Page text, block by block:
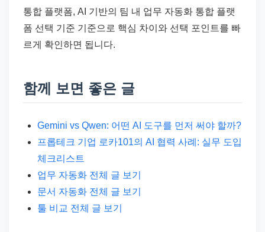
통합 플랫폼, AI 기반의 팀 내 업무 자동화 통합 플랫
폼 선택 기준 기준으로 핵심 차이와 선택 포인트를 빠
르게 확인하면 됩니다.
함께 보면 좋은 글
Gemini vs Qwen: 어떤 AI 도구를 먼저 써야 할까?
프롭테크 기업 로카101의 AI 협력 사례: 실무 도입
체크리스트
업무 자동화 전체 글 보기
문서 자동화 전체 글 보기
툴 비교 전체 글 보기